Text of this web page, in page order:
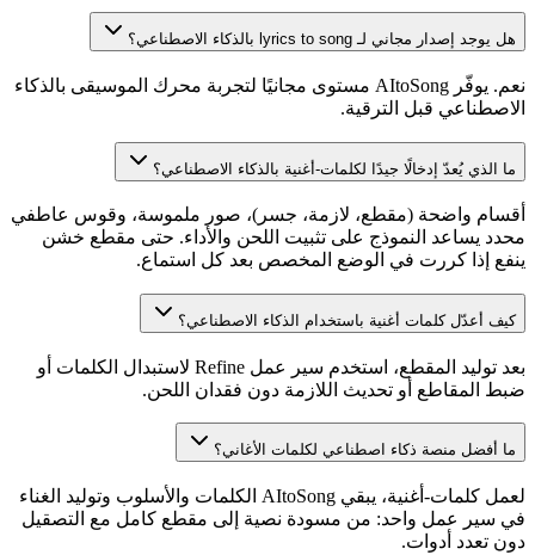
هل يوجد إصدار مجاني لـ lyrics to song بالذكاء الاصطناعي؟
نعم. يوفّر AItoSong مستوى مجانيًا لتجربة محرك الموسيقى بالذكاء
الاصطناعي قبل الترقية.
ما الذي يُعدّ إدخالًا جيدًا لكلمات-أغنية بالذكاء الاصطناعي؟
أقسام واضحة (مقطع، لازمة، جسر)، صور ملموسة، وقوس عاطفي
محدد يساعد النموذج على تثبيت اللحن والأداء. حتى مقطع خشن
ينفع إذا كررت في الوضع المخصص بعد كل استماع.
كيف أعدّل كلمات أغنية باستخدام الذكاء الاصطناعي؟
بعد توليد المقطع، استخدم سير عمل Refine لاستبدال الكلمات أو
ضبط المقاطع أو تحديث اللازمة دون فقدان اللحن.
ما أفضل منصة ذكاء اصطناعي لكلمات الأغاني؟
لعمل كلمات-أغنية، يبقي AItoSong الكلمات والأسلوب وتوليد الغناء
في سير عمل واحد: من مسودة نصية إلى مقطع كامل مع التصقيل
دون تعدد أدوات.